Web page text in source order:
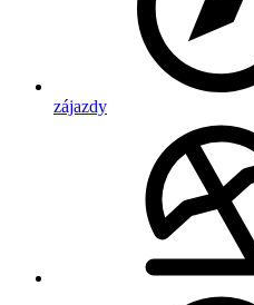
zájazdy